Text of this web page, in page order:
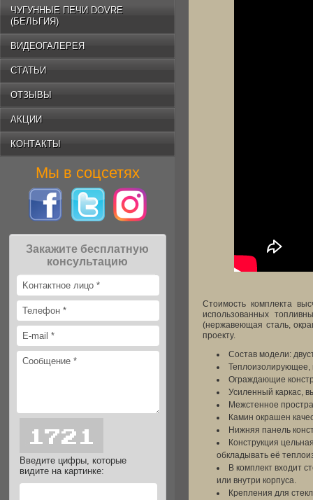
ЧУГУННЫЕ ПЕЧИ DOVRE
(БЕЛЬГИЯ)
ВИДЕОГАЛЕРЕЯ
СТАТЬИ
ОТЗЫВЫ
АКЦИИ
КОНТАКТЫ
Мы в соцсетях
Закажите бесплатную
консультацию
Введите цифры, которые
видите на картинке:
Стоимость комплекта
использованных
(нержавеющая сталь,
проекту.
Состав модели:
Теплоизолирующее,
Ограждающие
Усиленный каркас,
Межстенное
Камин окрашен
Нижняя панель
Конструкция
обкладывать её
В комплект входит
или внутри корпуса.
Крепления для